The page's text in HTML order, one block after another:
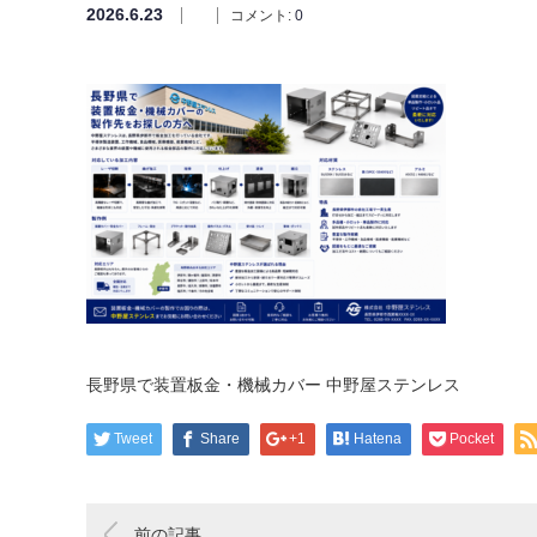
2026.6.23 コメント: 0
長野県で装置板金・機械カバー 中野屋ステンレス
Tweet Share +1 Hatena Pocket